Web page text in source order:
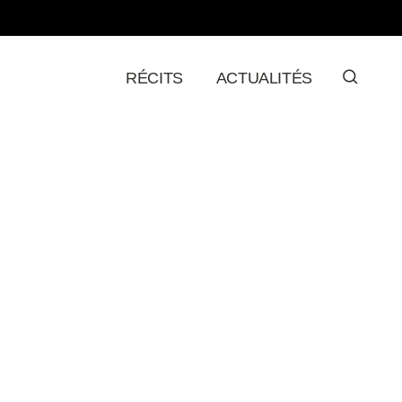
RÉCITS ACTUALITÉS